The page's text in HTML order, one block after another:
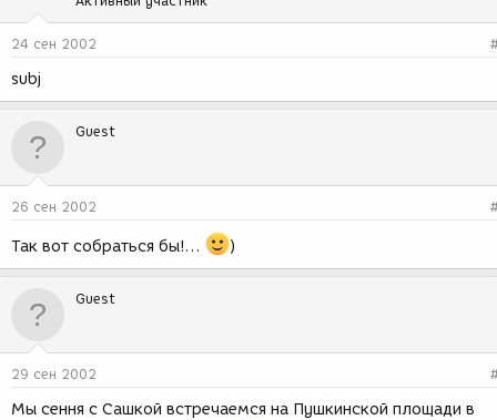
м
ы
д
я
24 сен 2002
subj
Guest
26 сен 2002
Так вот собраться бы!... )
Guest
29 сен 2002
Мы сення с Сашкой встречаемся на Пушкинской площади в